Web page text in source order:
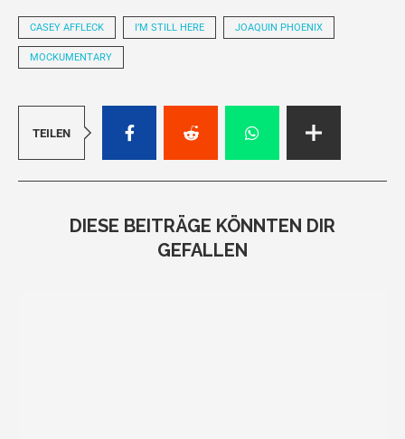
CASEY AFFLECK I’M STILL HERE JOAQUIN PHOENIX
MOCKUMENTARY
TEILEN
DIESE BEITRÄGE KÖNNTEN DIR
GEFALLEN